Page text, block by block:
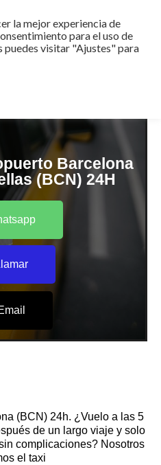
Barcelona
(BCN) 24H
(BCN) 24h. ¿Vuelo a las 5
de un largo viaje y solo
complicaciones? Nosotros
el taxi
la mejor experiencia de
para el uso de
puedes visitar "Ajustes" para